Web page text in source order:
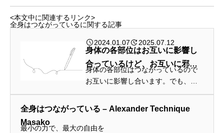
<本文中に関連するリンク>
全身はつながっているに関する記事
2024.01.07 2025.07.12
身体の各部位はお互いに影響し
合っているけど、お互いに邪魔
はしない
身体の各部位はつながっているので
お互いに影響し合います。でも、邪
魔をするのではなくて、楽に動ける
ように助けてほしいのです。
全身はつながっている – Alexander Technique
Masako
最小の力で、最大の自由を